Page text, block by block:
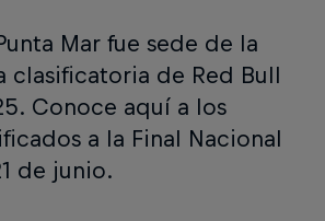
Mar fue sede de la
clasificatoria de Red Bull
Conoce aquí a los
a la Final Nacional
de junio.